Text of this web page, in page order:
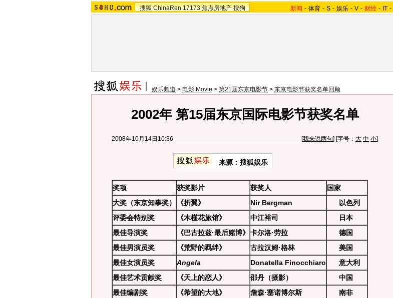
搜狐 ChinaRen 17173 焦点房地产 搜狗 新闻 - 体育 - S - 娱乐 - V - 财经 - IT -
娱乐频道 > 电影 Movie > 第21届东京电影节 > 东京电影节获奖名单回顾
2002年 第15届东京国际电影节获奖名单
2008年10月14日10:36 [我来说两句] [字号： 大 中 小]
来源：搜狐娱乐
奖项 获奖影片 获奖人
国家
大奖（东京知事奖）
《折翼》 Nir Bergman
以色列
评委会特别奖
《木槿花旅馆》 中江裕司
日本
最佳导演奖
《巴古拉兹·最后赌博》 卡尔洛·劳拉
德国
最佳男演员奖
《荒野的羁绊》 古拉汉姆·格林
美国
最佳女演员奖
Angela Donatella Finocchiaro
意大利
最佳艺术贡献奖
《天上的恋人》 邵丹（摄影）
中国
最佳编剧奖
《希望的大地》 詹森·塞诺博尔斯
南非